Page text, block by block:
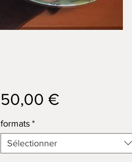
50,00 €Prix
formats *
Sélectionner